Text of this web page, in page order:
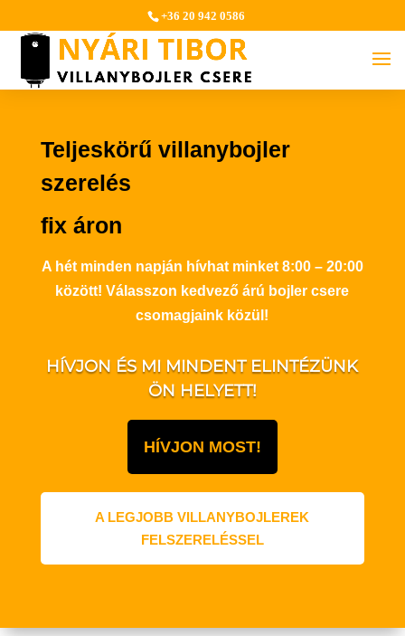
+36 20 942 0586
Teljeskörű villanybojler
szerelés
fix áron
A hét minden napján hívhat minket 8:00 – 20:00
között! Válasszon kedvező árú bojler csere
csomagjaink közül!
HÍVJON ÉS MI MINDENT ELINTÉZÜNK
ÖN HELYETT!
HÍVJON MOST!
A LEGJOBB VILLANYBOJLEREK
FELSZERELÉSSEL